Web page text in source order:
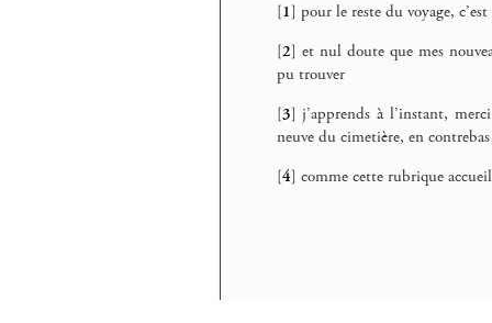
[1] pour le reste du voyage, c’est
[2] et nul doute que mes
pu trouver
[3] j’apprends à l’instant,
neuve du cimetière, en contrebas
[4] comme cette rubrique